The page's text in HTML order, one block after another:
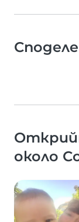
около